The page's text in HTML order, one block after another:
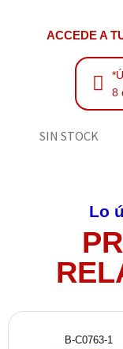
ACCEDE A
8
SIN STOCK
Lo
B-C0763-1